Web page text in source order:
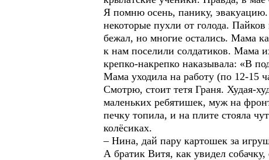
Я помню осень, панику,
некоторые пухли от голода.
бежал, но многие остались. Мама
к нам поселили солдатиков. Мама
крепко-накрепко наказывала: «В
Мама уходила на работу (по 12-15
Смотрю, стоит тетя Граня. Худая-
маленьких ребятишек, муж на
печку топила, и на плите стояла
колёсиках.
– Нина, дай пару картошек за
А братик Витя, как увидел собачку,